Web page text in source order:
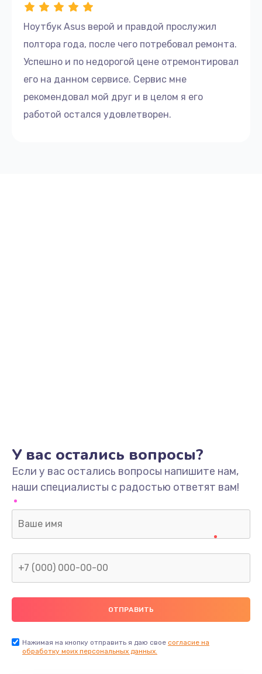
Ноутбук Asus верой и правдой прослужил
полтора года, после чего потребовал ремонта.
Успешно и по недорогой цене отремонтировал
его на данном сервисе. Сервис мне
рекомендовал мой друг и в целом я его
работой остался удовлетворен.
У вас остались вопросы?
Если у вас остались вопросы напишите нам,
наши специалисты с радостью ответят вам!
Нажимая на кнопку отправить я даю свое согласие на
обработку моих персональных данных.